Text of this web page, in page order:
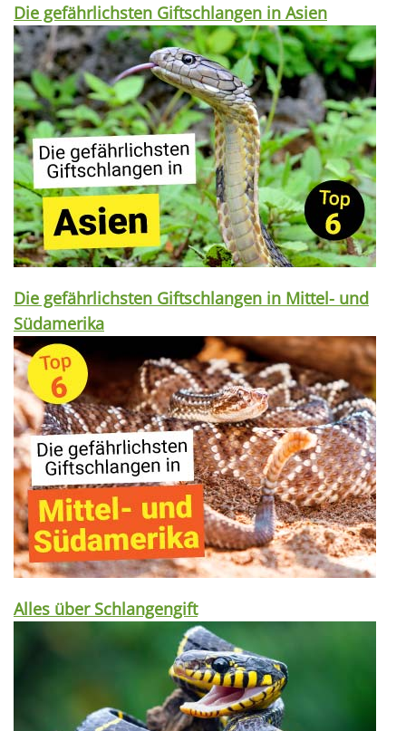
Die gefährlichsten Giftschlangen in Asien
Die gefährlichsten Giftschlangen in Mittel- und
Südamerika
Alles über Schlangengift